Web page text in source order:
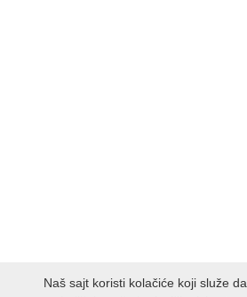
Naš sajt koristi kolačiće koji služe da